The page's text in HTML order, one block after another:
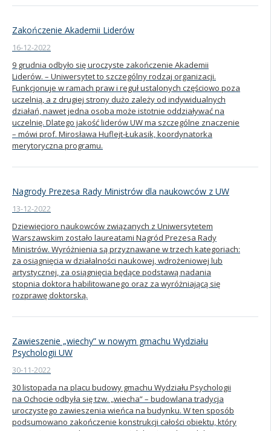
Zakończenie Akademii Liderów
16-12-2022
9 grudnia odbyło się uroczyste zakończenie Akademii
Liderów. – Uniwersytet to szczególny rodzaj organizacji.
Funkcjonuje w ramach praw i reguł ustalonych częściowo poza
uczelnią, a z drugiej strony dużo zależy od indywidualnych
działań, nawet jedna osoba może istotnie oddziaływać na
uczelnię. Dlatego jakość liderów UW ma szczególne znaczenie
– mówi prof. Mirosława Huflejt-Łukasik, koordynatorka
merytoryczna programu.
Nagrody Prezesa Rady Ministrów dla naukowców z UW
13-12-2022
Dziewięcioro naukowców związanych z Uniwersytetem
Warszawskim zostało laureatami Nagród Prezesa Rady
Ministrów. Wyróżnienia są przyznawane w trzech kategoriach:
za osiągnięcia w działalności naukowej, wdrożeniowej lub
artystycznej, za osiągnięcia będące podstawą nadania
stopnia doktora habilitowanego oraz za wyróżniającą się
rozprawę doktorską.
Zawieszenie „wiechy” w nowym gmachu Wydziału
Psychologii UW
30-11-2022
30 listopada na placu budowy gmachu Wydziału Psychologii
na Ochocie odbyła się tzw. „wiecha” – budowlana tradycja
uroczystego zawieszenia wieńca na budynku. W ten sposób
podsumowano zakończenie konstrukcji całości obiektu, który